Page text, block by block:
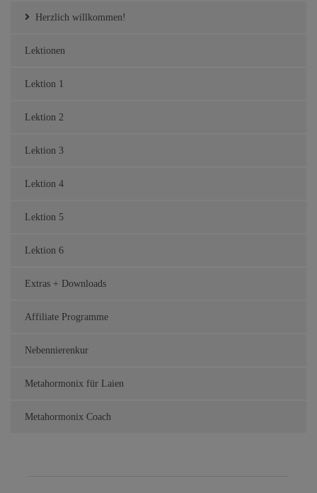
Herzlich willkommen!
Lektionen
Lektion 1
Lektion 2
Lektion 3
Lektion 4
Lektion 5
Lektion 6
Extras + Downloads
Affiliate Programme
Nebennierenkur
Metahormonix für Laien
Metahormonix Coach